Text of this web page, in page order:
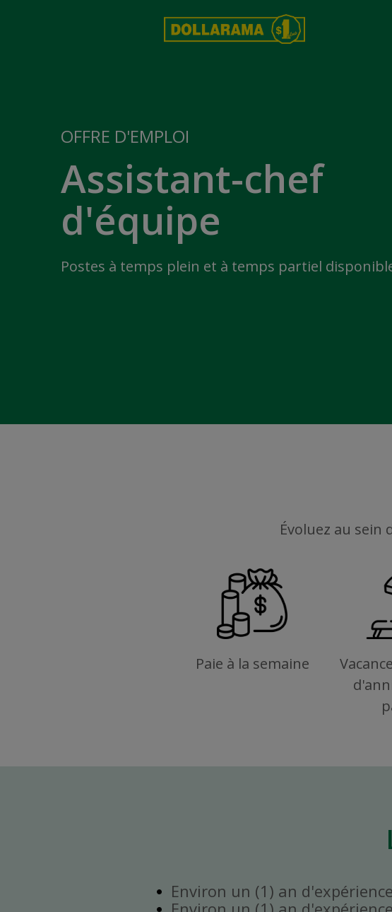
OFFRE D'EMPLOI
Assistant-chef
d'équipe
Postes à temps plein et à temps partiel
Évoluez au sein
Paie à la semaine
Environ un (1) an